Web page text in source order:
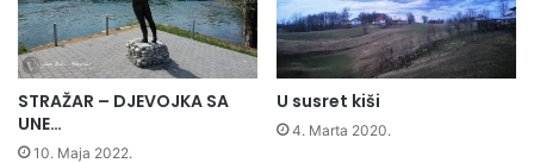
STRAŽAR – DJEVOJKA SA
UNE…
10. Maja 2022.
U susret kiši
4. Marta 2020.